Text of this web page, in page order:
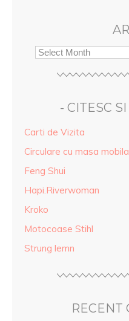
- CITESC
Carti de Vizita
Circulare cu masa
Feng Shui
Hapi.Riverwoman
Kroko
Motocoase Stihl
Strung lemn
RECENT